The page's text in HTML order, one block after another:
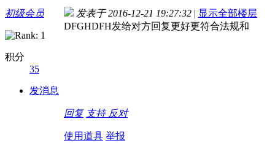
初级会员
积分
35
发消息
发表于 2016-12-21 19:27:32 | 显示全部楼层
DFGHDFH发给对方回复更好更符合法规和
回复 支持 反对
使用道具 举报